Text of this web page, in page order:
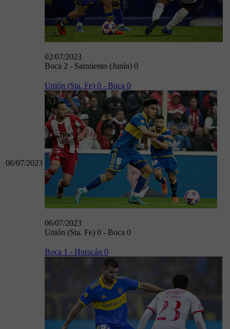
02/07/2023
Boca 2 - Sarmiento (Junín) 0
06/07/2023
Unión (Sta. Fe) 0 - Boca 0
06/07/2023
Unión (Sta. Fe) 0 - Boca 0
Boca 1 - Huracán 0